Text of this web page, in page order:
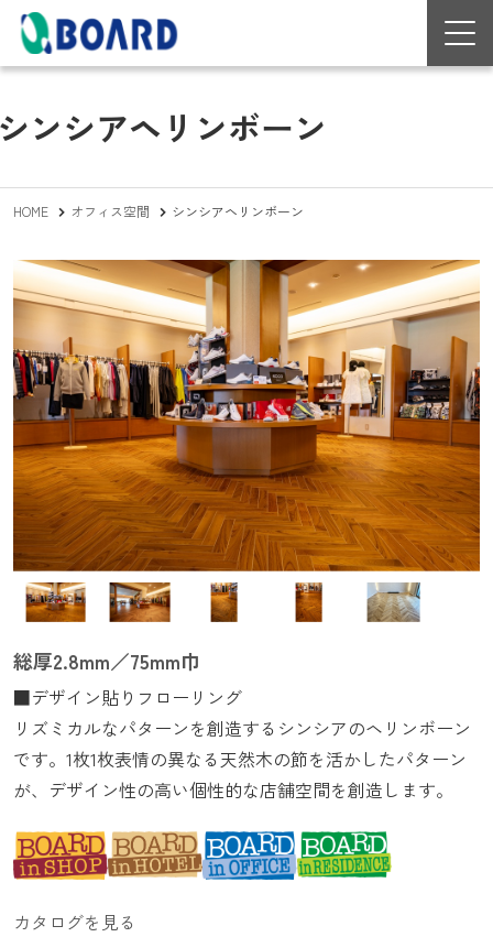
ンシアヘリンボーン
HOME オフィス空間 シンシアヘリンボーン
総厚2.8mm／75mm巾
■デザイン貼りフローリング
リズミカルなパターンを創造するシンシアのヘリンボーン
です。1枚1枚表情の異なる天然木の節を活かしたパターン
が、デザイン性の高い個性的な店舗空間を創造します。
カタログを見る